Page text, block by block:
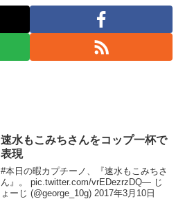
速水もこみちさんをコップ一杯で
表現
#本日の暇カプチーノ、『速水もこみちさ
ん』。 pic.twitter.com/vrEDezrzDQ— じ
ょーじ (@george_10g) 2017年3月10日